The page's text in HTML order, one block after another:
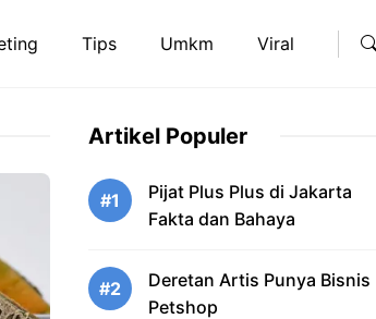
Tips Umkm Viral
Artikel Populer
#1
Pijat Plus Plus di Jakarta
Fakta dan Bahaya
#2
Deretan Artis Punya Bisnis
Petshop